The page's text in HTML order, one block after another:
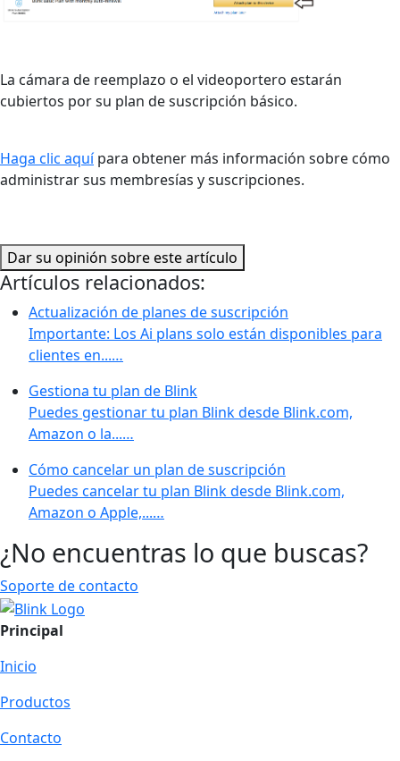
La cámara de reemplazo o el videoportero estarán
cubiertos por su plan de suscripción básico.
Haga clic aquípara obtener más información sobre cómo
administrar sus membresías y suscripciones.
Dar su opinión sobre este artículo
Artículos relacionados:
Actualización de planes de suscripción
Importante: Los Ai plans solo están disponibles para
clientes en...…
Gestiona tu plan de Blink
Puedes gestionar tu plan Blink desde Blink.com,
Amazon o la...…
Cómo cancelar un plan de suscripción
Puedes cancelar tu plan Blink desde Blink.com,
Amazon o Apple,...…
¿No encuentras lo que buscas?
Soporte de contacto
Principal
Inicio
Productos
Contacto